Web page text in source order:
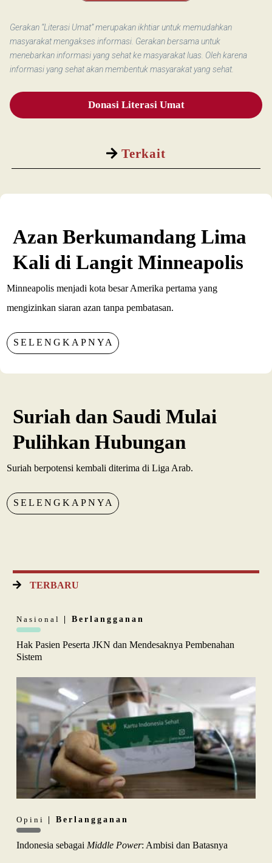
Terkait
Gerakan “Literasi Umat” merupakan ikhtiar untuk memudahkan
masyarakat mengakses informasi. Gerakan bersama untuk
menebarkan informasi yang sehat ke masyarakat luas. Oleh karena
informasi yang sehat akan membentuk masyarakat yang sehat.
Donasi Literasi Umat
Azan Berkumandang Lima
Kali di Langit Minneapolis
Minneapolis menjadi kota besar Amerika pertama yang
mengizinkan siaran azan tanpa pembatasan.
SELENGKAPNYA
Suriah dan Saudi Mulai
Pulihkan Hubungan
Suriah berpotensi kembali diterima di Liga Arab.
SELENGKAPNYA
TERBARU
Nasional | Berlangganan
Hak Pasien Peserta JKN dan Mendesaknya Pembenahan
Sistem
Opini | Berlangganan
Indonesia sebagai Middle Power: Ambisi dan Batasnya